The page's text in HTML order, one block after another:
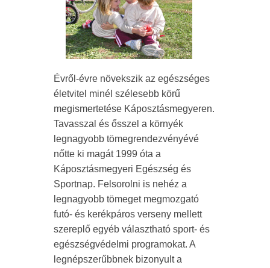
Évről-évre növekszik az egészséges
életvitel minél szélesebb körű
megismertetése Káposztásmegyeren.
Tavasszal és ősszel a környék
legnagyobb tömegrendezvényévé
nőtte ki magát 1999 óta a
Káposztásmegyeri Egészség és
Sportnap. Felsorolni is nehéz a
legnagyobb tömeget megmozgató
futó- és kerékpáros verseny mellett
szereplő egyéb választható sport- és
egészségvédelmi programokat. A
legnépszerűbbnek bizonyult a